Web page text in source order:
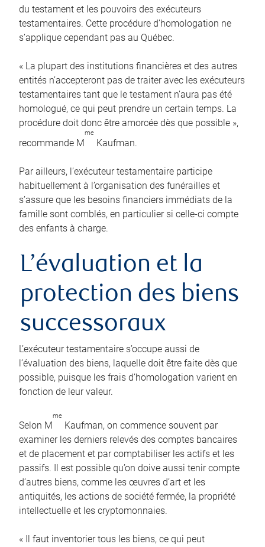
du testament et les pouvoirs des exécuteurs
testamentaires. Cette procédure d’homologation ne
s’applique cependant pas au Québec.
« La plupart des institutions financières et des autres
entités n’accepteront pas de traiter avec les exécuteurs
testamentaires tant que le testament n’aura pas été
homologué, ce qui peut prendre un certain temps. La
procédure doit donc être amorcée dès que possible »,
recommande M
me
Kaufman.
Par ailleurs, l’exécuteur testamentaire participe
habituellement à l’organisation des funérailles et
s’assure que les besoins financiers immédiats de la
famille sont comblés, en particulier si celle-ci compte
des enfants à charge.
L’évaluation et la
protection des biens
successoraux
L’exécuteur testamentaire s’occupe aussi de
l’évaluation des biens, laquelle doit être faite dès que
possible, puisque les frais d’homologation varient en
fonction de leur valeur.
Selon M
me
Kaufman, on commence souvent par
examiner les derniers relevés des comptes bancaires
et de placement et par comptabiliser les actifs et les
passifs. Il est possible qu’on doive aussi tenir compte
d’autres biens, comme les œuvres d’art et les
antiquités, les actions de société fermée, la propriété
intellectuelle et les cryptomonnaies.
« Il faut inventorier tous les biens, ce qui peut